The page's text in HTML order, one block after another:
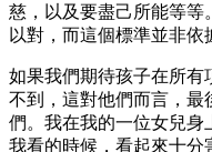
慈，以及要盡己所能等等
以對，而這個標準並非依
如果我們期待孩子在所有
不到，這對他們而言，最
們。我在我的一位女兒身
我看的時候，看起來十分